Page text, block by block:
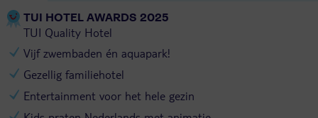
TUI HOTEL AWARDS 2025
TUI Quality Hotel
Vijf zwembaden én aquapark!
Gezellig familiehotel
Entertainment voor het hele gezin